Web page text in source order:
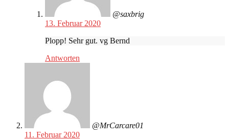
@saxbrig
13. Februar 2020
Plopp! Sehr gut. vg Bernd
Antworten
@MrCarcare01
11. Februar 2020